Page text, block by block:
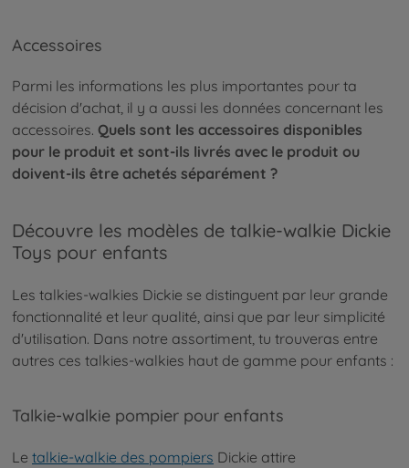
Accessoires
Parmi les informations les plus importantes pour ta
décision d'achat, il y a aussi les données concernant les
accessoires. Quels sont les accessoires disponibles
pour le produit et sont-ils livrés avec le produit ou
doivent-ils être achetés séparément ?
Découvre les modèles de talkie-walkie Dickie
Toys pour enfants
Les talkies-walkies Dickie se distinguent par leur grande
fonctionnalité et leur qualité, ainsi que par leur simplicité
d'utilisation. Dans notre assortiment, tu trouveras entre
autres ces talkies-walkies haut de gamme pour enfants :
Talkie-walkie pompier pour enfants
Le talkie-walkie des pompiers Dickie attire